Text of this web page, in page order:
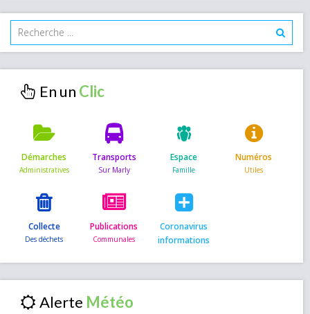
En un
Démarches Transports Espace Numéros
Collecte Publications
Coronavirus
informations
Alerte